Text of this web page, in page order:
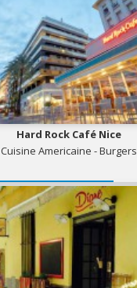
Hard Rock Café Nice
Cuisine Americaine - Burgers